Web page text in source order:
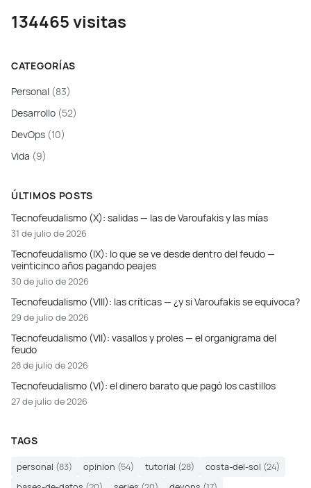
134465 visitas
CATEGORÍAS
Personal (83)
Desarrollo (52)
DevOps (10)
Vida (9)
ÚLTIMOS POSTS
Tecnofeudalismo (X): salidas — las de Varoufakis y las mías
31 de julio de 2026
Tecnofeudalismo (IX): lo que se ve desde dentro del feudo —
veinticinco años pagando peajes
30 de julio de 2026
Tecnofeudalismo (VIII): las críticas — ¿y si Varoufakis se equivoca?
29 de julio de 2026
Tecnofeudalismo (VII): vasallos y proles — el organigrama del
feudo
28 de julio de 2026
Tecnofeudalismo (VI): el dinero barato que pagó los castillos
27 de julio de 2026
TAGS
personal (83) opinion (54) tutorial (28) costa-del-sol (24)